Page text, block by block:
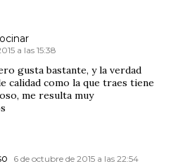
a las 15:38
gusta bastante, y la verdad
calidad como la que traes tiene
me resulta muy
6 de octubre de 2015 a las 22:54